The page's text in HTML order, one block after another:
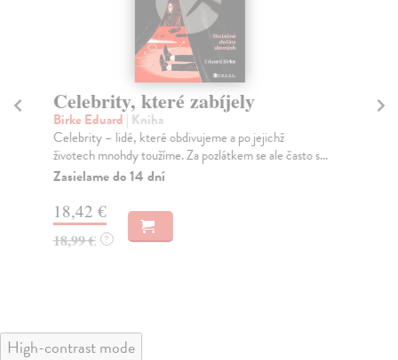
Celebrity, které zabíjely
Birke Eduard | Kniha
Celebrity – lidé, které obdivujeme a po jejichž
životech mnohdy toužíme. Za pozlátkem se ale často s...
Zasielame do 14 dní
18,42 €
18,99 € ?
High-contrast mode